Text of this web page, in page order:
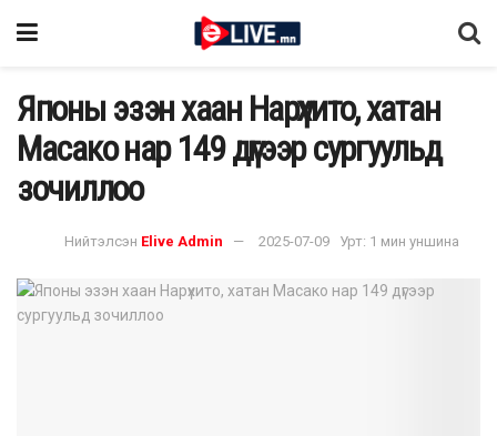
Японы эзэн хаан Нарүхито, хатан
Масако нар 149 дүгээр сургуульд
зочиллоо
Нийтэлсэн Elive Admin 2025-07-09 Урт: 1 мин уншина